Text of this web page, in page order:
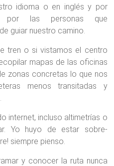
idioma o en inglés y por
por las personas que
guiar nuestro camino.
tren o si vistamos el centro
mapas de las oficinas
zonas concretas lo que nos
menos transitadas y
internet, incluso altimetrías o
Yo huyo de estar sobre-
siempre pienso.
y conocer la ruta nunca